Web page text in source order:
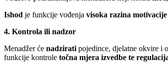
Ishod je funkcije vođenja visoka razina
4. Kontrola ili nadzor
Menadžer će nadzirati pojedince, djelatne okvire i
funkcije kontrole točna mjera izvedbe te